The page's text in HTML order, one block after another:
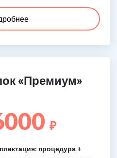
«Премиум»
₽
процедура +